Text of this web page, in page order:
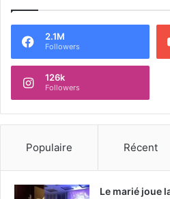
2.1M
Followers
126k
Followers
Populaire Récent
Le marié joue